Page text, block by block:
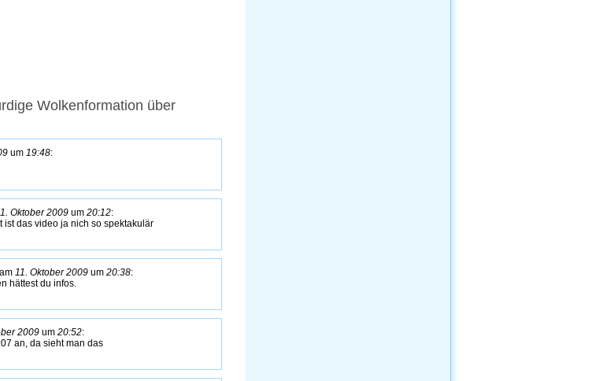
Wolkenformation über
um 19:48:
Oktober 2009 um 20:12:
ist das video ja nich so spektakulär
11. Oktober 2009 um 20:38:
hättest du infos.
2009 um 20:52:
an, da sieht man das